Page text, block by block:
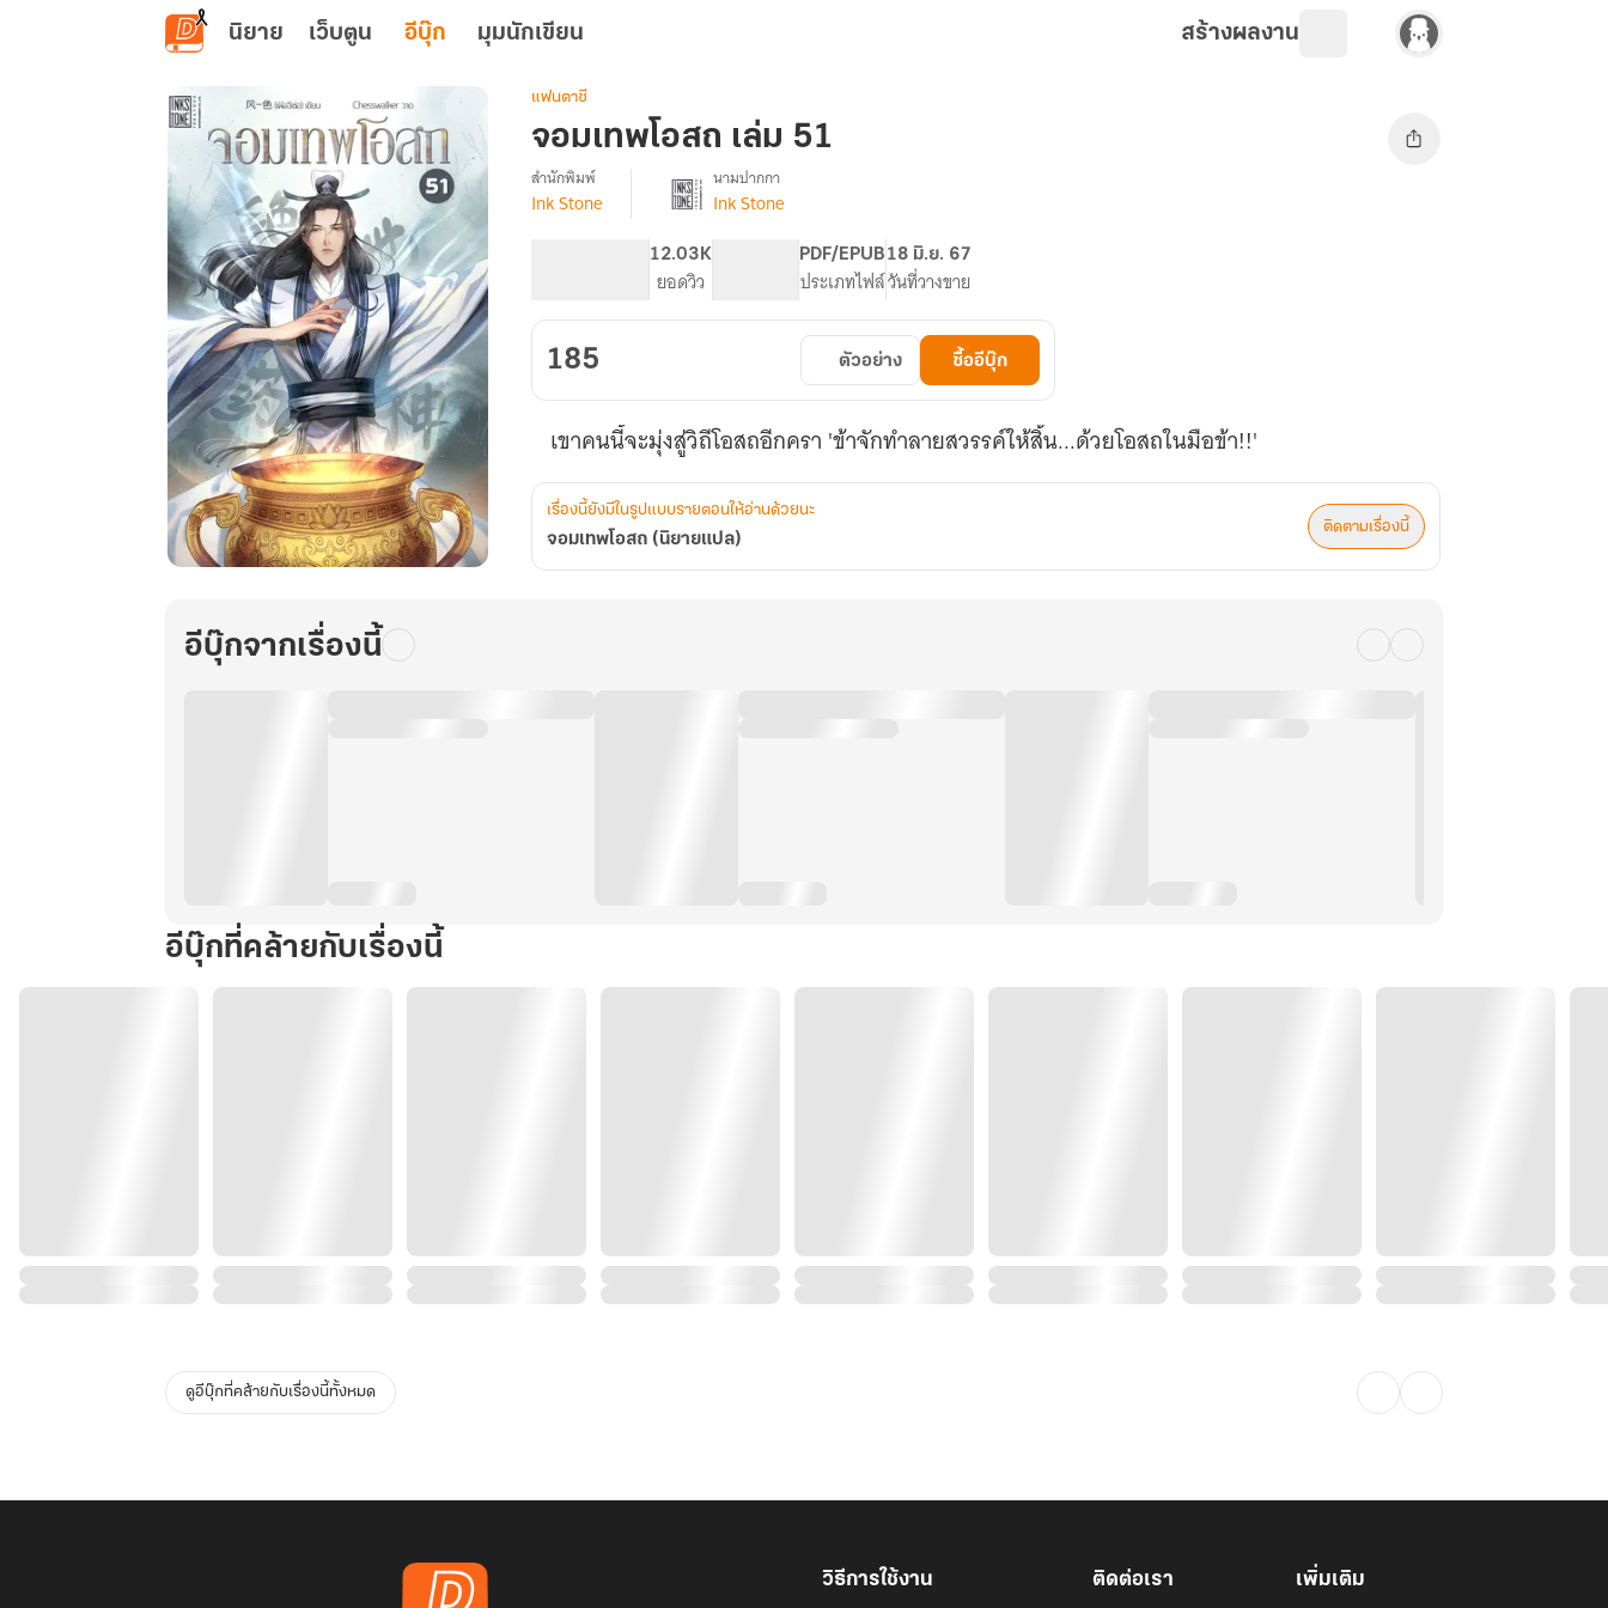
ข้ามไปยังเนื้อหาหลัก
นิยาย เว็บตูน อีบุ๊ก มุมนักเขียน สร้างผลงาน
โอสถ
แฟนตาซี
จอมเทพโอสถ เล่ม 51
เรื่อง
แปล)
สำนักพิมพ์
Ink Stone
นามปากกา
Ink Stone
12.03K
ยอดวิว
PDF/EPUB
ประเภทไฟล์
18 มิ.ย. 67
วันที่วางขาย
185 ตัวอย่าง ซื้ออีบุ๊ก
เขาคนนี้จะมุ่งสู่วิถีโอสถอีกครา 'ข้าจักทำลายสวรรค์ให้สิ้น...ด้วยโอสถในมือข้า!!'
เรื่องนี้ยังมีในรูปแบบรายตอนให้อ่านด้วยนะ
จอมเทพโอสถ (นิยายแปล)
ติดตามเรื่องนี้
อีบุ๊กจากเรื่องนี้
อีบุ๊กที่คล้ายกับเรื่องนี้
ดูอีบุ๊กที่คล้ายกับเรื่องนี้ทั้งหมด
วิธีการใช้งาน ติดต่อเรา เพิ่มเติม